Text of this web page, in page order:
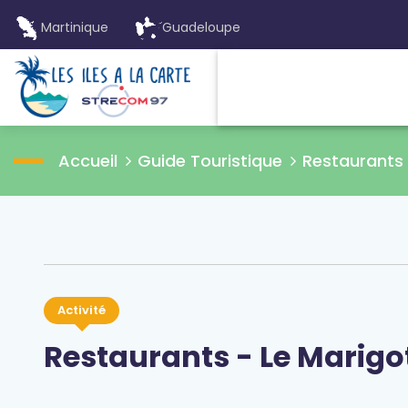
Martinique Guadeloupe
Accueil Guide Touristique Restaurants
Activité
Restaurants - Le